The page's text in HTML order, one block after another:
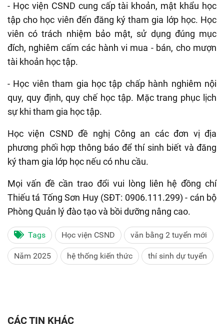
- Học viện CSND cung cấp tài khoản, mật khẩu học
tập cho học viên đến đăng ký tham gia lớp học. Học
viên có trách nhiệm bảo mật, sử dụng đúng mục
đích, nghiêm cấm các hành vi mua - bán, cho mượn
tài khoản học tập.
- Học viên tham gia học tập chấp hành nghiêm nội
quy, quy định, quy chế học tập. Mặc trang phục lịch
sự khi tham gia học tập.
Học viện CSND đề nghị Công an các đơn vị địa
phương phối hợp thông báo để thí sinh biết và đăng
ký tham gia lớp học nếu có nhu cầu.
Mọi vấn đề cần trao đổi vui lòng liên hệ đồng chí
Thiếu tá Tống Sơn Huy (SĐT: 0906.111.299) - cán bộ
Phòng Quản lý đào tạo và bồi dưỡng nâng cao.
Tags Học viện CSND văn bằng 2 tuyển mới
Năm 2025 hệ thống kiến thức thí sinh dự tuyển
CÁC TIN KHÁC